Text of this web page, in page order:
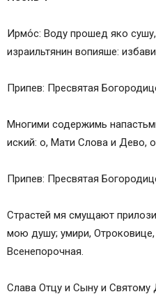
Ирмо́с: Воду прошед яко сушу,
изрaильтянин вопияше:
Припев: Пресвятая
Многими содержимь
иский: о, Мaти Слова и Дево,
Припев: Пресвятая
Страстей мя смущaют
мою душу; умири,
Всенепорочная.
Слава Отцу и Сыну и Святому